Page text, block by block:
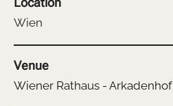
Wien
Venue
Wiener Rathaus - Arkadenhof